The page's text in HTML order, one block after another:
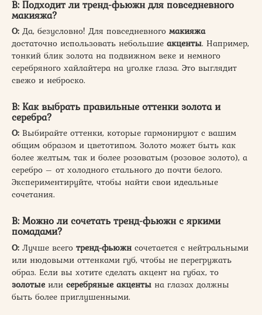
В: Подходит ли тренд-фьюжн для повседневного
макияжа?
О: Да, безусловно! Для повседневного макияжа
достаточно использовать небольшие акценты. Например,
тонкий блик золота на подвижном веке и немного
серебряного хайлайтера на уголке глаза. Это выглядит
свежо и неброско.
В: Как выбрать правильные оттенки золота и
серебра?
О: Выбирайте оттенки, которые гармонируют с вашим
общим образом и цветотипом. Золото может быть как
более желтым, так и более розоватым (розовое золото), а
серебро – от холодного стального до почти белого.
Экспериментируйте, чтобы найти свои идеальные
сочетания.
В: Можно ли сочетать тренд-фьюжн с яркими
помадами?
О: Лучше всего тренд-фьюжн сочетается с нейтральными
или нюдовыми оттенками губ, чтобы не перегружать
образ. Если вы хотите сделать акцент на губах, то
золотые или серебряные акценты на глазах должны
быть более приглушенными.